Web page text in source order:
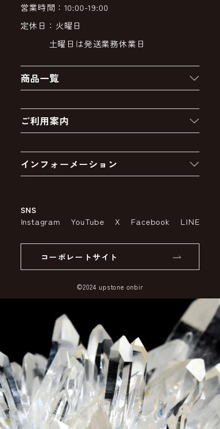
営業時間：10:00-19:00
定休日：火曜日
土曜日は発送業務休業日
商品一覧
クーポン
卸販売・大量注文
アウトレットセール
ご利用案内
お支払いについて
インフォーメーション
特定商取引法の表示
SSLサーバー証明書とは
SNS
Instagram YouTube X Facebook LINE
コーポレートサイト
©2024 upstone onbir